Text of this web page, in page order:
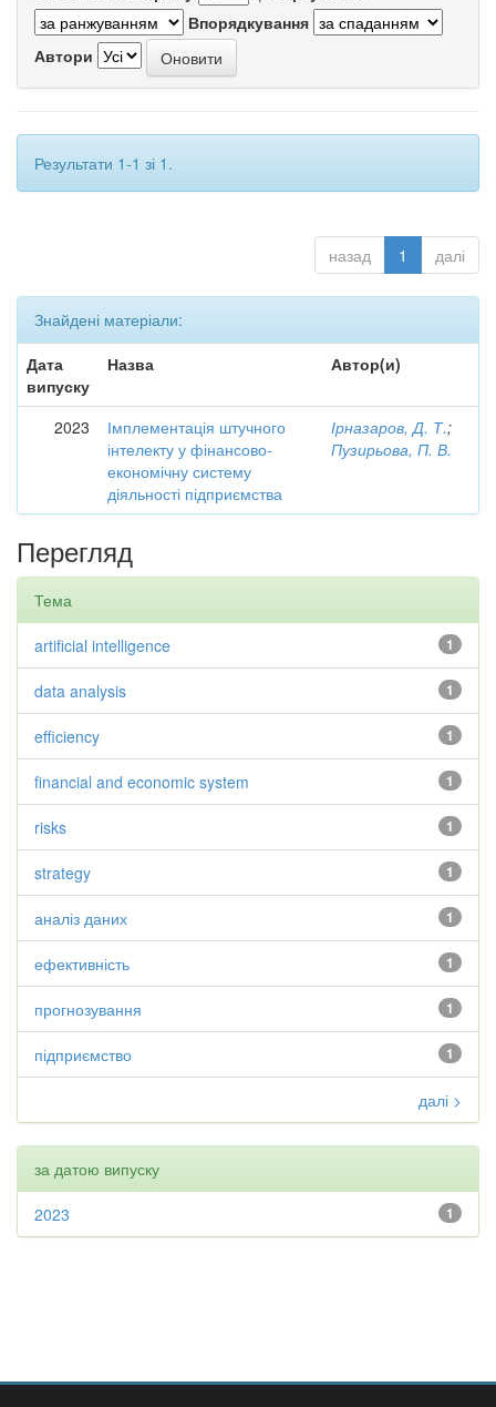
Впорядкування
Автори
Результати 1-1 зі 1.
назад 1 далі
Знайдені матеріали:
Дата
випуску
Назва Автор(и)
2023
Імплементація штучного
інтелекту у фінансово-
економічну систему
діяльності підприємства
Ірназаров, Д. Т.;
Пузирьова, П. В.
Перегляд
Тема
1
artificial intelligence
1
data analysis
1
efficiency
1
financial and economic system
1
risks
1
strategy
1
аналіз даних
1
ефективність
1
прогнозування
1
підприємство
далі >
за датою випуску
1
2023